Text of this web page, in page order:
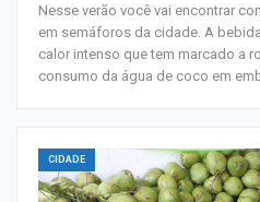
Nesse verão você vai encontrar
em semáforos da cidade. A
calor intenso que tem marcado a
consumo da água de coco em
CIDADE